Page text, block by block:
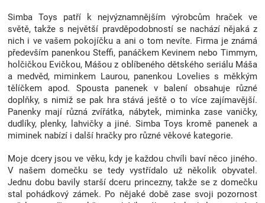
Simba Toys patří k nejvýznamnějším výrobcům hraček ve
světě, takže s největší pravděpodobností se nachází nějaká z
nich i ve vašem pokojíčku a ani o tom nevíte. Firma je známá
především panenkou Steffi, panáčkem Kevinem nebo Timmym,
holčičkou Evičkou, Mášou z oblíbeného dětského seriálu Máša
a medvěd, miminkem Laurou, panenkou Lovelies s měkkým
tělíčkem apod. Spousta panenek v balení obsahuje různé
doplňky, s nimiž se pak hra stává ještě o to více zajímavější.
Panenky mají různá zvířátka, nábytek, miminka zase vaničky,
dudlíky, plenky, lahvičky a jiné. Simba Toys kromě panenek a
miminek nabízí i další hračky pro různé věkové kategorie.
Moje dcery jsou ve věku, kdy je každou chvíli baví něco jiného.
V našem domečku se tedy vystřídalo už několik obyvatel.
Jednu dobu bavily starší dceru princezny, takže se z domečku
stal pohádkový zámek. Po nějaké době zase svoji pozornost